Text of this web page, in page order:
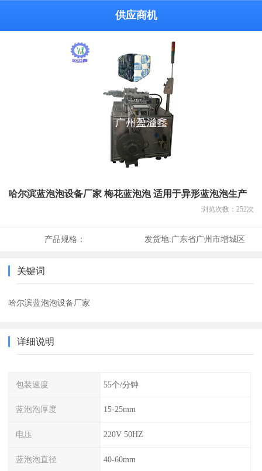
供应商机
哈尔滨蓝泡泡设备厂家 梅花蓝泡泡 适用于异形蓝泡泡生产
浏览次数： 252次
产品规格： 发货地:广东省广州市增城区
关键词
哈尔滨蓝泡泡设备厂家
详细说明
包装速度 55个/分钟
蓝泡泡厚度 15-25mm
电压 220V 50HZ
蓝泡泡直径 40-60mm